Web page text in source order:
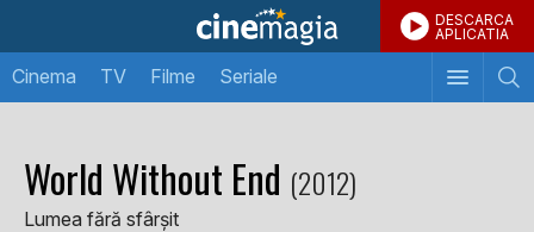
DESCARCA
APLICATIA
Cinema TV Filme Seriale
World Without End (2012)
Lumea fără sfârșit